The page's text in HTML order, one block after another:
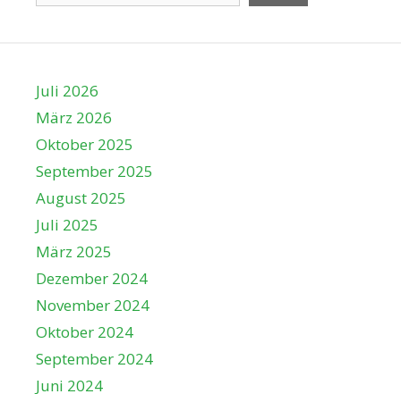
Juli 2026
März 2026
Oktober 2025
September 2025
August 2025
Juli 2025
März 2025
Dezember 2024
November 2024
Oktober 2024
September 2024
Juni 2024